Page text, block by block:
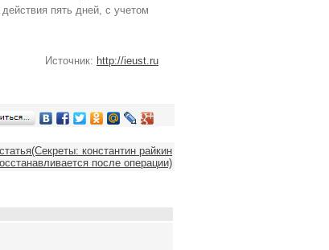
пять дней, с учетом
Источник: http://ieust.ru
константин райкин
после операции)